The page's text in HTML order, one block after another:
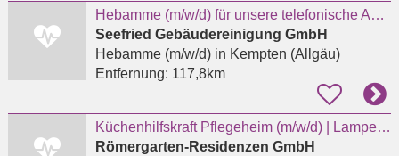
Hebamme (m/w/d) für unsere telefonische Auftragsannahme und Beratung
Seefried Gebäudereinigung GmbH
Hebamme (m/w/d)in Kempten (Allgäu)
Entfernung: 117,8km
Küchenhilfskraft Pflegeheim (m/w/d) | Lampertheim | Vollzeit | Teilzeit | Minijob |
Römergarten-Residenzen GmbH